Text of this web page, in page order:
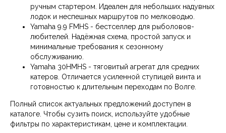
ручным стартером. Идеален для небольших надувных
лодок и неспешных маршрутов по мелководью.
Yamaha 9.9 FMHS - бестселлер для рыболовов-
любителей. Надёжная схема, простой запуск и
минимальные требования к сезонному
обслуживанию.
Yamaha 30HMHS - тяговитый агрегат для средних
катеров. Отличается усиленной ступицей винта и
готовностью к длительным переходам по Волге.
Полный список актуальных предложений доступен в
каталоге. Чтобы сузить поиск, используйте удобные
фильтры по характеристикам, цене и комплектации.
Остались вопросы?
Наша команда экспертов обладает
всей необходимой информацией
Свяжитесь с нами любым
удобным способом